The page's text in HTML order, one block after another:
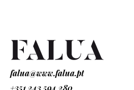
falua@www.falua.pt
+351 243 594 280